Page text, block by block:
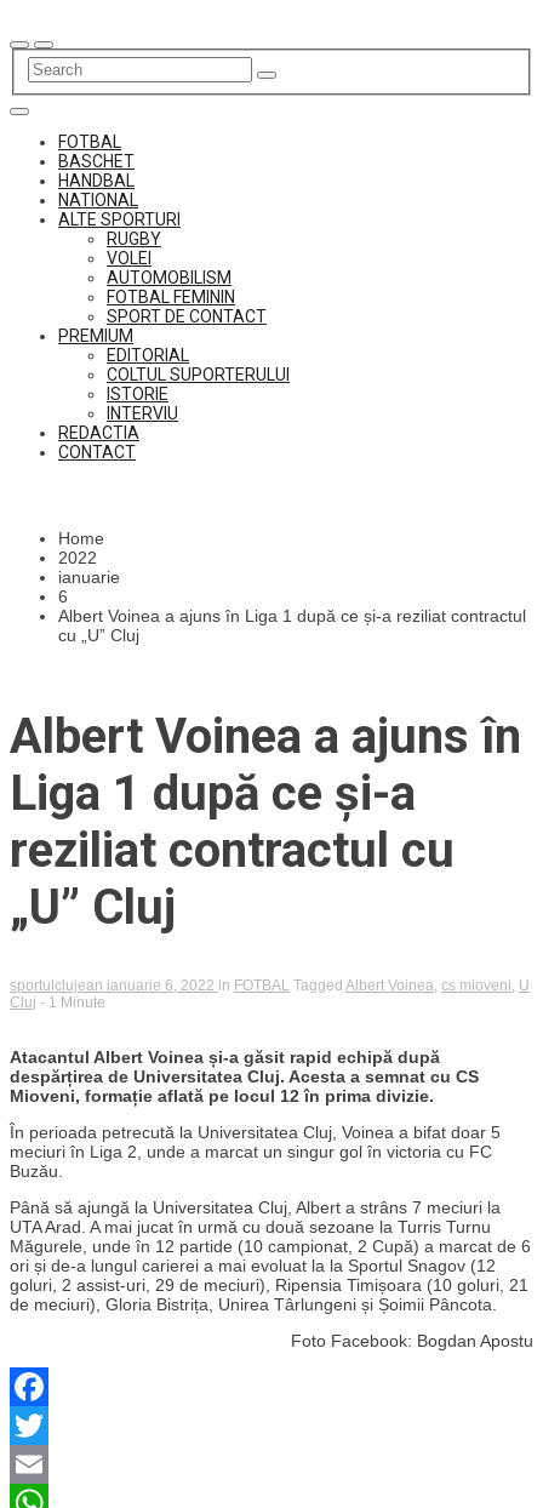
to
content
FOTBAL
BASCHET
HANDBAL
NATIONAL
ALTE SPORTURI
RUGBY
VOLEI
AUTOMOBILISM
FOTBAL FEMININ
SPORT DE CONTACT
PREMIUM
EDITORIAL
COLTUL SUPORTERULUI
ISTORIE
INTERVIU
REDACTIA
CONTACT
Home
2022
ianuarie
6
Albert Voinea a ajuns în Liga 1 după ce și-a reziliat contractul
cu „U” Cluj
Albert Voinea a ajuns în
Liga 1 după ce și-a
reziliat contractul cu
„U” Cluj
sportulclujean ianuarie 6, 2022 in FOTBAL Tagged Albert Voinea cs mioveni U
Cluj - 1 Minute
Atacantul Albert Voinea și-a găsit rapid echipă după
despărțirea de Universitatea Cluj. Acesta a semnat cu CS
Mioveni, formație aflată pe locul 12 în prima divizie.
În perioada petrecută la Universitatea Cluj, Voinea a bifat doar 5
meciuri în Liga 2, unde a marcat un singur gol în victoria cu FC
Buzău.
Până să ajungă la Universitatea Cluj, Albert a strâns 7 meciuri la
UTA Arad. A mai jucat în urmă cu două sezoane la Turris Turnu
Măgurele, unde în 12 partide (10 campionat, 2 Cupă) a marcat de 6
ori și de-a lungul carierei a mai evoluat la la Sportul Snagov (12
goluri, 2 assist-uri, 29 de meciuri), Ripensia Timișoara (10 goluri, 21
de meciuri), Gloria Bistrița, Unirea Târlungeni și Șoimii Pâncota.
Foto Facebook: Bogdan Apostu
Facebook
Twitter
Email